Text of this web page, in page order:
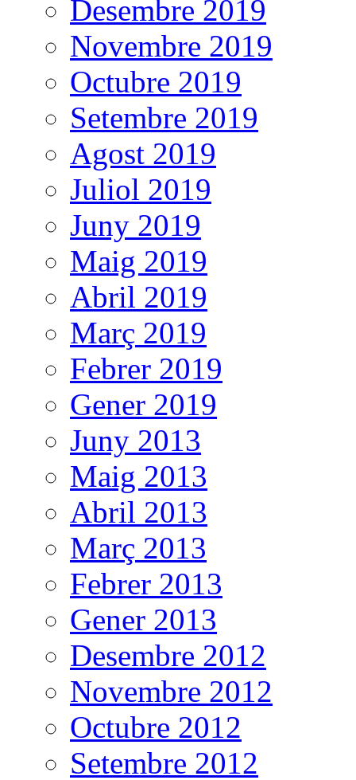
Desembre 2019
Novembre 2019
Octubre 2019
Setembre 2019
Agost 2019
Juliol 2019
Juny 2019
Maig 2019
Abril 2019
Març 2019
Febrer 2019
Gener 2019
Juny 2013
Maig 2013
Abril 2013
Març 2013
Febrer 2013
Gener 2013
Desembre 2012
Novembre 2012
Octubre 2012
Setembre 2012